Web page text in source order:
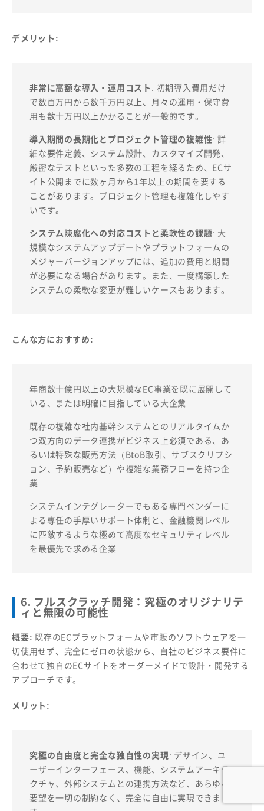
デメリット:
非常に高額な導入・運用コスト : 初期導入費用だけ
で数百万円から数千万円以上、月々の運用・保守費
用も数十万円以上かかることが一般的です。
導入期間の長期化とプロジェクト管理の複雑性: 詳
細な要件定義、システム設計、カスタマイズ開発、
厳密なテストといった多数の工程を経るため、ECサ
イト公開までに数ヶ月から1年以上の期間を要する
ことがあります。プロジェクト管理も複雑化しやす
いです。
システム陳腐化への対応コストと柔軟性の課題: 大
規模なシステムアップデートやプラットフォームの
メジャーバージョンアップには、追加の費用と期間
が必要になる場合があります。また、一度構築した
システムの柔軟な変更が難しいケースもあります。
こんな方におすすめ:
年商数十億円以上の大規模なEC事業を既に展開して
いる、または明確に目指している大企業
既存の複雑な社内基幹システムとのリアルタイムか
つ双方向のデータ連携がビジネス上必須である、あ
るいは特殊な販売方法（BtoB取引、サブスクリプシ
ョン、予約販売など）や複雑な業務フローを持つ企
業
システムインテグレーターでもある専門ベンダーに
よる専任の手厚いサポート体制と、金融機関レベル
に匹敵するような極めて高度なセキュリティレベル
を最優先で求める企業
6. フルスクラッチ開発：究極のオリジナリテ
ィと無限の可能性
概要: 既存のECプラットフォームや市販のソフトウェアを一
切使用せず、完全にゼロの状態から、自社のビジネス要件に
合わせて独自のECサイトをオーダーメイドで設計・開発する
アプローチです。
メリット:
究極の自由度と完全な独自性の実現: デザイン、ユ
ーザーインターフェース、機能、システムアーキテ
クチャ、外部システムとの連携方法など、あらゆる
要望を一切の制約なく、完全に自由に実現できま